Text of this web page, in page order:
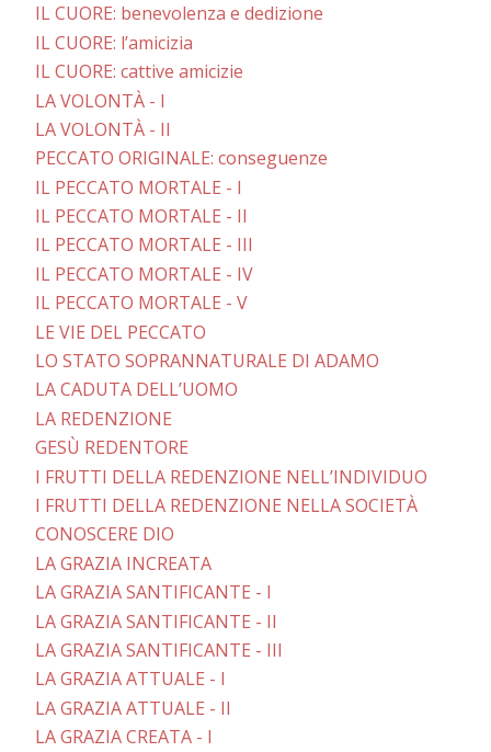
IL CUORE: benevolenza e dedizione
IL CUORE: l’amicizia
IL CUORE: cattive amicizie
LA VOLONTÀ - I
LA VOLONTÀ - II
PECCATO ORIGINALE: conseguenze
IL PECCATO MORTALE - I
IL PECCATO MORTALE - II
IL PECCATO MORTALE - III
IL PECCATO MORTALE - IV
IL PECCATO MORTALE - V
LE VIE DEL PECCATO
LO STATO SOPRANNATURALE DI ADAMO
LA CADUTA DELL’UOMO
LA REDENZIONE
GESÙ REDENTORE
I FRUTTI DELLA REDENZIONE NELL’INDIVIDUO
I FRUTTI DELLA REDENZIONE NELLA SOCIETÀ
CONOSCERE DIO
LA GRAZIA INCREATA
LA GRAZIA SANTIFICANTE - I
LA GRAZIA SANTIFICANTE - II
LA GRAZIA SANTIFICANTE - III
LA GRAZIA ATTUALE - I
LA GRAZIA ATTUALE - II
LA GRAZIA CREATA - I